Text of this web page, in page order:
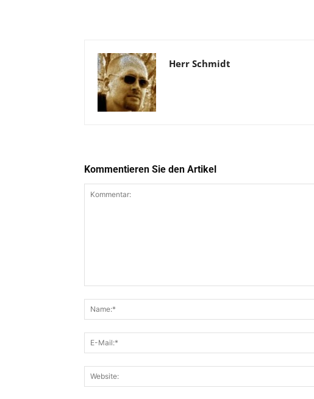
Herr Schmidt
Kommentieren Sie den Artikel